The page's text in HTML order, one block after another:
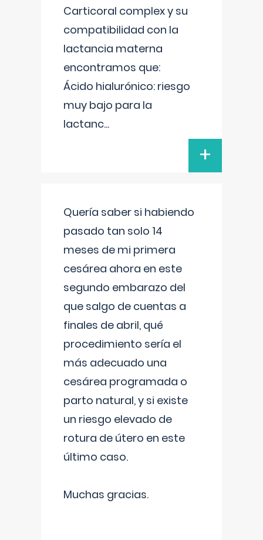
Carticoral complex y su
compatibilidad con la
lactancia materna
encontramos que:
Ácido hialurónico: riesgo
muy bajo para la
lactanc...
+
Quería saber si habiendo
pasado tan solo 14
meses de mi primera
cesárea ahora en este
segundo embarazo del
que salgo de cuentas a
finales de abril, qué
procedimiento sería el
más adecuado una
cesárea programada o
parto natural, y si existe
un riesgo elevado de
rotura de útero en este
último caso.
Muchas gracias.